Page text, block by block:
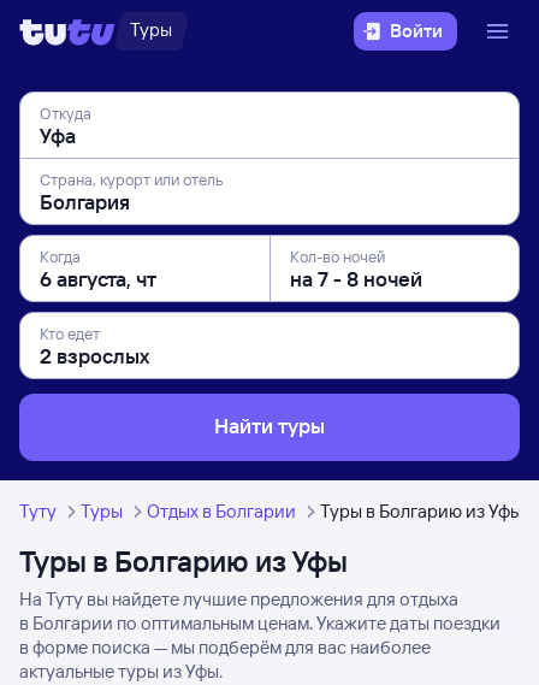
Туры Войти
Откуда
Страна, курорт или отель
Когда Кол-во ночей
Кто едет
Найти туры
Туту Туры Отдых в Болгарии Туры в Болгарию из Уфы
Туры в Болгарию из Уфы
На Туту вы найдете лучшие предложения для отдыха
в Болгарии по оптимальным ценам. Укажите даты поездки
в форме поиска — мы подберём для вас наиболее
актуальные туры из Уфы.